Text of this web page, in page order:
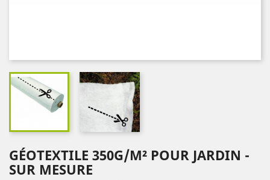
GÉOTEXTILE 350G/M² POUR JARDIN -
SUR MESURE